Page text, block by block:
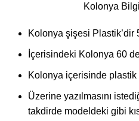
Kolonya
Kolonya şişesi Plastik’dir
İçerisindeki Kolonya 60
Kolonya içerisinde
Üzerine yazılmasını
takdirde modeldeki gibi